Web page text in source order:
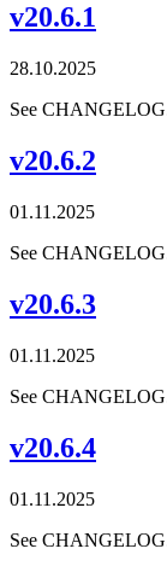
v20.6.1
28.10.2025
See
v20.6.2
01.11.2025
See
v20.6.3
01.11.2025
See
v20.6.4
01.11.2025
See